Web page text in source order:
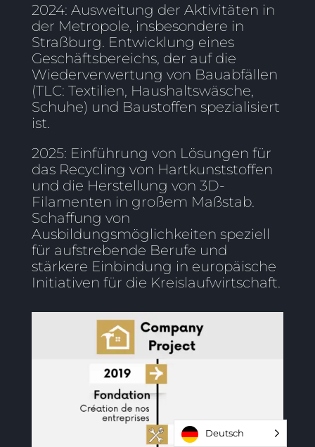
2024: Ausweitung der Aktivitäten in
der Metropole, insbesondere in
Straßburg. Entwicklung eines
Geschäftsbereichs, der auf die
Wiederverwertung von Bauabfällen
(TLC: Textilien, Haushaltswäsche,
Schuhe) und Baustoffen spezialisiert
ist.
2025: Einführung von Lösungen für
das Recycling von Hartkunststoffen
und die Herstellung von 3D-
Filamenten in großem Maßstab.
Schaffung von
Ausbildungsmöglichkeiten speziell
für aufstrebende Berufe und
stärkere Einbindung in europäische
Initiativen für die Kreislaufwirtschaft.
Deutsch